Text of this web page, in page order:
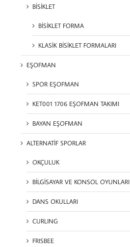
BİSİKLET
BİSİKLET FORMA
KLASİK BİSİKLET FORMALARI
EŞOFMAN
SPOR EŞOFMAN
KET001 1706 EŞOFMAN TAKIMI
BAYAN EŞOFMAN
ALTERNATİF SPORLAR
OKÇULUK
BİLGİSAYAR VE KONSOL OYUNLARI
DANS OKULLARI
CURLING
FRISBEE